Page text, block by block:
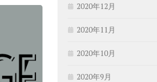
2020年12月
2020年11月
2020年10月
2020年9月